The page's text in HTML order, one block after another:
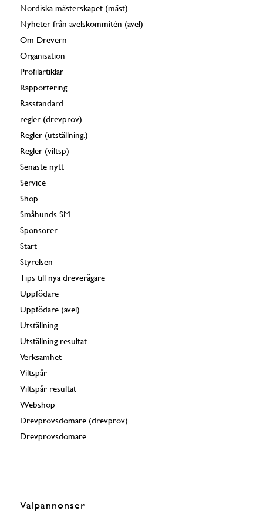
Nordiska mästerskapet (mäst)
Nyheter från avelskommitén (avel)
Om Drevern
Organisation
Profilartiklar
Rapportering
Rasstandard
regler (drevprov)
Regler (utställning.)
Regler (viltsp)
Senaste nytt
Service
Shop
Småhunds SM
Sponsorer
Start
Styrelsen
Tips till nya dreverägare
Uppfödare
Uppfödare (avel)
Utställning
Utställning resultat
Verksamhet
Viltspår
Viltspår resultat
Webshop
Drevprovsdomare (drevprov)
Drevprovsdomare
Valpannonser